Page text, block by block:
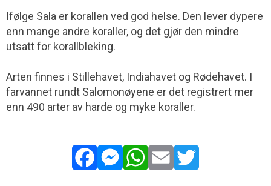
Ifølge Sala er korallen ved god helse. Den lever dypere
enn mange andre koraller, og det gjør den mindre
utsatt for korallbleking.
Arten finnes i Stillehavet, Indiahavet og Rødehavet. I
farvannet rundt Salomon­øyene er det registrert mer
enn 490 arter av harde og myke koraller.